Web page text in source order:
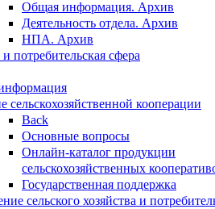
Общая информация. Архив
Деятельность отдела. Архив
НПА. Архив
потребительская сфера
сельскохозяйственной кооперации
Back
Основные вопросы
Онлайн-каталог продукции
сельскохозяйственных
Государственная поддержка
сельского хозяйства и